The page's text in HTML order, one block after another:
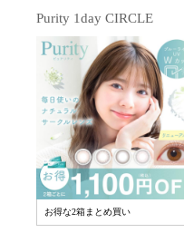
Purity 1day CIRCLE
お得な2箱まとめ買い